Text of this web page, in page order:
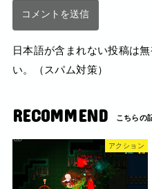
日本語が含まれない投稿は
い。（スパム対策）
RECOMMEND
アクション